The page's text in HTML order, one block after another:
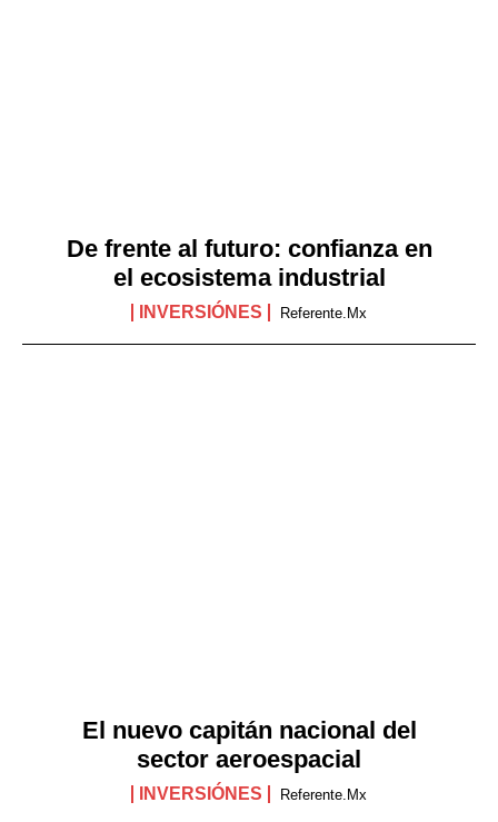
De frente al futuro: confianza en
el ecosistema industrial
INVERSIÓNES Referente.mx
El nuevo capitán nacional del
sector aeroespacial
INVERSIÓNES Referente.mx